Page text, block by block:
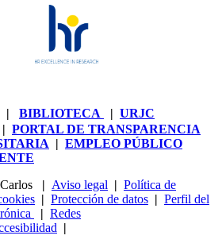
| BIBLIOTECA | URJC
| PORTAL DE TRANSPARENCIA
| EMPLEO PÚBLICO
| Aviso legal | Política de
| Protección de datos | Perfil del
| Redes
|